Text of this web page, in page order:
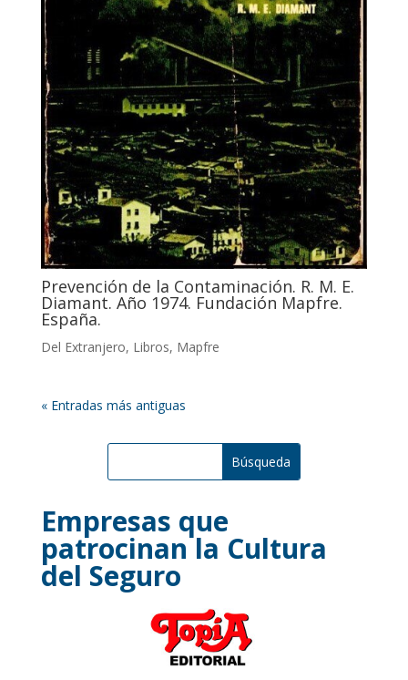
Prevención de la Contaminación. R. M. E.
Diamant. Año 1974. Fundación Mapfre.
España.
Del Extranjero, Libros, Mapfre
« Entradas más antiguas
Empresas que
patrocinan la Cultura
del Seguro